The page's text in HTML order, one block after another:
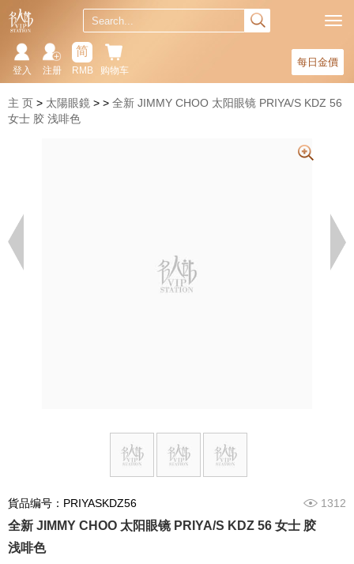
每日金價
购物车
简
RMB
注册
登入
主 页 太陽眼鏡
全新 JIMMY CHOO 太阳眼镜 PRIYA/S KDZ 56
女士 胶 浅啡色
貨品编号：PRIYASKDZ56 1312
全新 JIMMY CHOO 太阳眼镜 PRIYA/S KDZ 56 女士 胶
浅啡色